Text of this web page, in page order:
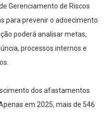
Gerenciamento de Riscos
para prevenir o adoecimento
poderá analisar metas,
processos internos e
dos afastamentos
em 2025, mais de 546